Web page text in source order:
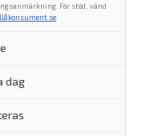
För stöd, vänd
dag